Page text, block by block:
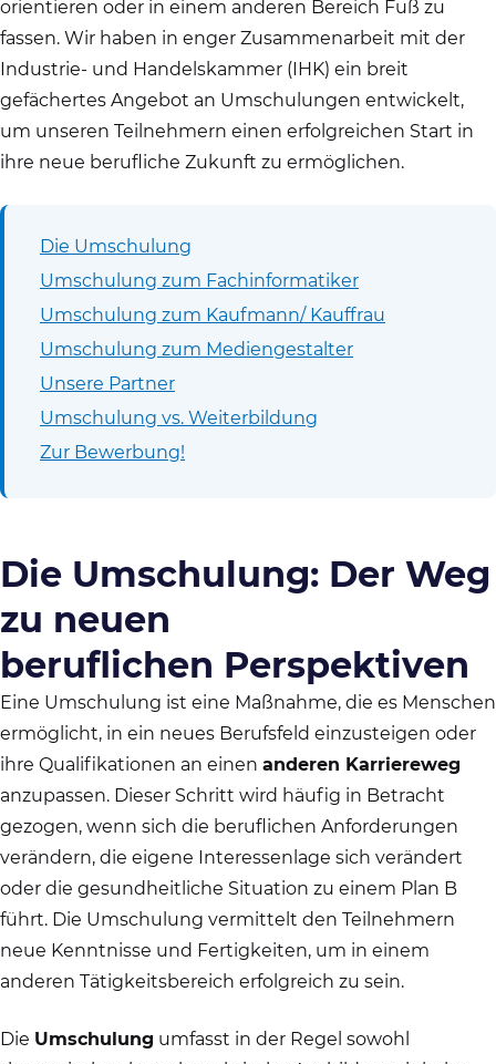
orientieren oder in einem anderen Bereich Fuß zu
fassen. Wir haben in enger Zusammenarbeit mit der
Industrie- und Handelskammer (IHK) ein breit
gefächertes Angebot an Umschulungen entwickelt,
um unseren Teilnehmern einen erfolgreichen Start in
ihre neue berufliche Zukunft zu ermöglichen.
Die Umschulung
Umschulung zum Fachinformatiker
Umschulung zum Kaufmann/ Kauffrau
Umschulung zum Mediengestalter
Unsere Partner
Umschulung vs. Weiterbildung
Zur Bewerbung!
Die Umschulung: Der Weg
zu neuen
beruflichen Perspektiven
Eine Umschulung ist eine Maßnahme, die es Menschen
ermöglicht, in ein neues Berufsfeld einzusteigen oder
ihre Qualifikationen an einen anderen Karriereweg
anzupassen. Dieser Schritt wird häufig in Betracht
gezogen, wenn sich die beruflichen Anforderungen
verändern, die eigene Interessenlage sich verändert
oder die gesundheitliche Situation zu einem Plan B
führt. Die Umschulung vermittelt den Teilnehmern
neue Kenntnisse und Fertigkeiten, um in einem
anderen Tätigkeitsbereich erfolgreich zu sein.
Die Umschulung umfasst in der Regel sowohl